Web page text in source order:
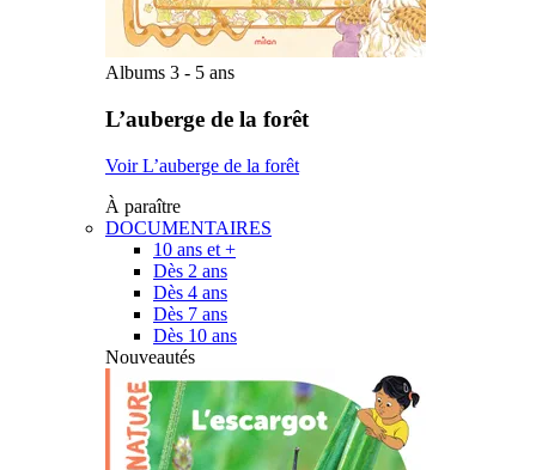
Albums 3 - 5 ans
L’auberge de la forêt
Voir L’auberge de la forêt
À paraître
DOCUMENTAIRES
10 ans et +
Dès 2 ans
Dès 4 ans
Dès 7 ans
Dès 10 ans
Nouveautés